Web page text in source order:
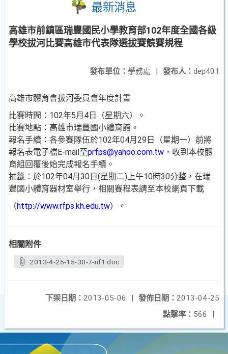
最新消息
高雄市前鎮區瑞豐國民小學教育部102年度全國各級
學校拔河比賽高雄市代表隊選拔賽競賽規程
發布人： dep401
發布單位： 學務處 |
高雄市體育會拔河委員會年度計畫
比賽時間：102年5月4日（星期六）。
比賽地點：高雄市瑞豐國小體育館。
報名手續：各參賽隊伍於102年04月29日（星期一）前將
報名表電子檔E-mail至prfps@yahoo.com.tw ，收到本校體
育組回覆後始完成報名手續。
抽籤：於102年04月30日(星期二)上午10時30分整，在瑞
豐國小體育器材室舉行，相關賽程表請至本校網頁下載
（http://www.rfps.kh.edu.tw）。
相關附件
2013-4-25-15-30-7-nf1.doc
發佈日期： 2013-04-25
下架日期： 2013-05-06
|
點擊率： 566 |